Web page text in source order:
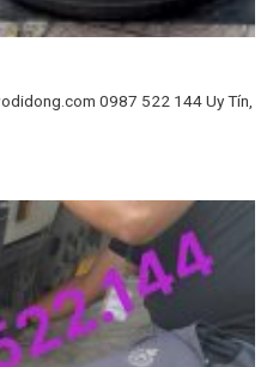
0987 522 144 Uy Tín,